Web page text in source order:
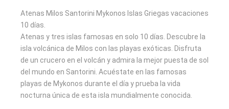
Atenas Milos Santorini Mykonos Islas Griegas vacaciones
10 días.
Atenas y tres islas famosas en solo 10 días. Descubre la
isla volcánica de Milos con las playas exóticas. Disfruta
de un crucero en el volcán y admira la mejor puesta de sol
del mundo en Santorini. Acuéstate en las famosas
playas de Mykonos durante el día y prueba la vida
nocturna única de esta isla mundialmente conocida.